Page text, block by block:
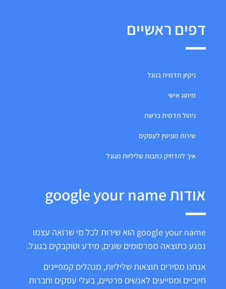
דפים ראשיים
ניקיון תדמית בגוגל
מיתוג אישי
ניהול תדמית ברשת
שירות מוניטין לעסקים
איך להדחיק כתבות שליליות מגוגל
אודות google your name
google your name הוא שירות לכל מי שרואה עצמו
נפגע כתוצאה מפרסומים שונים, מידע וטוקבקים בגוגל.
אנחנו מסירים תוצאות שליליות, מנהלים קמפיינים
חיוביים ומסייעים לאנשים פרטיים, בעלי עסקים וחברות